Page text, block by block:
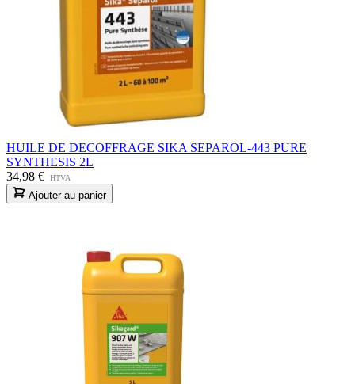
HUILE DE DECOFFRAGE SIKA SEPAROL-443 PURE
SYNTHESIS 2L
34,98 €
HTVA
Ajouter au panier